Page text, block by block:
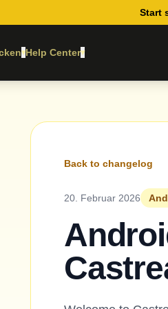
Start
▾Help Center▾
Back to changelog
20. Februar 2026